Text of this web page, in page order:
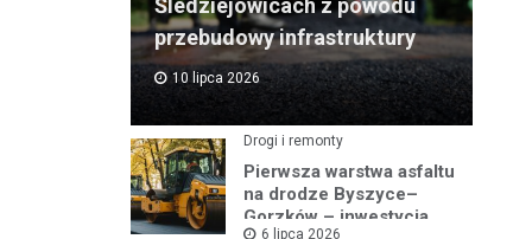
Śledziejowicach z powodu
przebudowy infrastruktury
10 lipca 2026
Drogi i remonty
Pierwsza warstwa asfaltu
na drodze Byszyce–
Gorzków – inwestycja
6 lipca 2026